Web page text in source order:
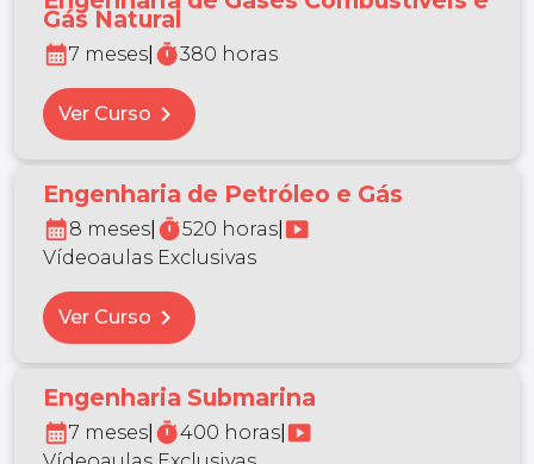
Gás Natural
calendar_month7 meses timer380 horas
Ver Curso chevron_right
Engenharia de Petróleo e Gás
calendar_month8 meses timer520 horas smart_display
Vídeoaulas Exclusivas
Ver Curso chevron_right
Engenharia Submarina
calendar_month7 meses timer400 horas smart_display